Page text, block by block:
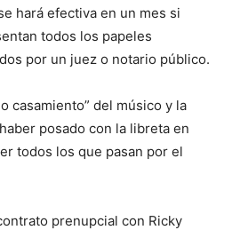
hará efectiva en un mes si
todos los papeles
por un juez o notario público.
casamiento” del músico y la
posado con la libreta en
todos los que pasan por el
prenupcial con Ricky